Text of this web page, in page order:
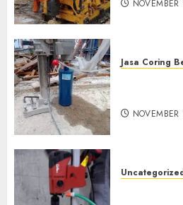
Jasa Coring